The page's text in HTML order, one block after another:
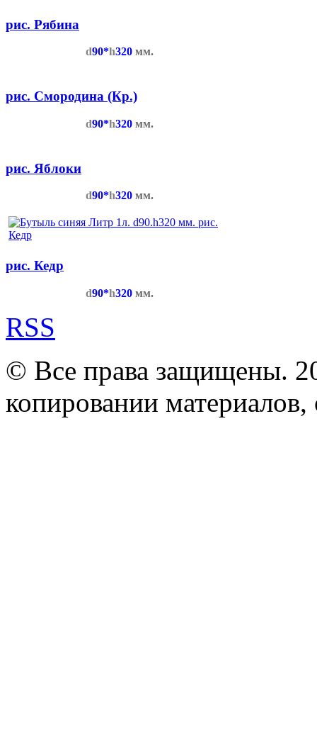
рис. Рябина
d90*h320 мм.
рис. Смородина (Кр.)
d90*h320 мм.
рис. Яблоки
d90*h320 мм.
рис. Кедр
d90*h320 мм.
RSS
© Все права защищены.
копировании материалов,